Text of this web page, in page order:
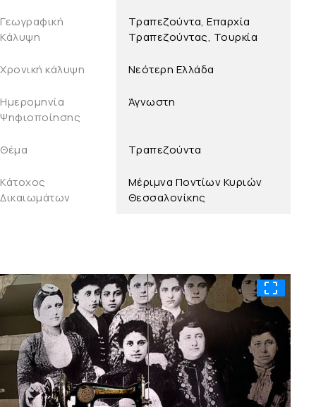
Γεωγραφική
Κάλυψη
Τραπεζούντα, Επαρχία
Τραπεζούντας, Τουρκία
Χρονική κάλυψη Νεότερη Ελλάδα
Ημερομηνία
Ψηφιοποίησης
Άγνωστη
Θέμα Τραπεζούντα
Κάτοχος
Δικαιωμάτων
Μέριμνα Ποντίων Κυριών
Θεσσαλονίκης